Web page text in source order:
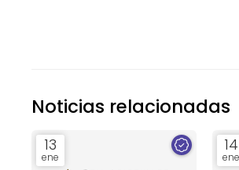
Noticias relacionadas
13
ene
14
ene